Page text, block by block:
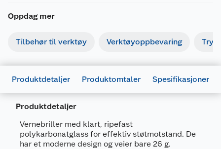
Oppdag mer
Tilbehør til verktøy Verktøyoppbevaring
Produktdetaljer Produktomtaler Spesifikasjoner
Produktdetaljer
Vernebriller med klart, ripefast
polykarbonatglass for effektiv støtmotstand. De
har et moderne design og veier bare 26 g.